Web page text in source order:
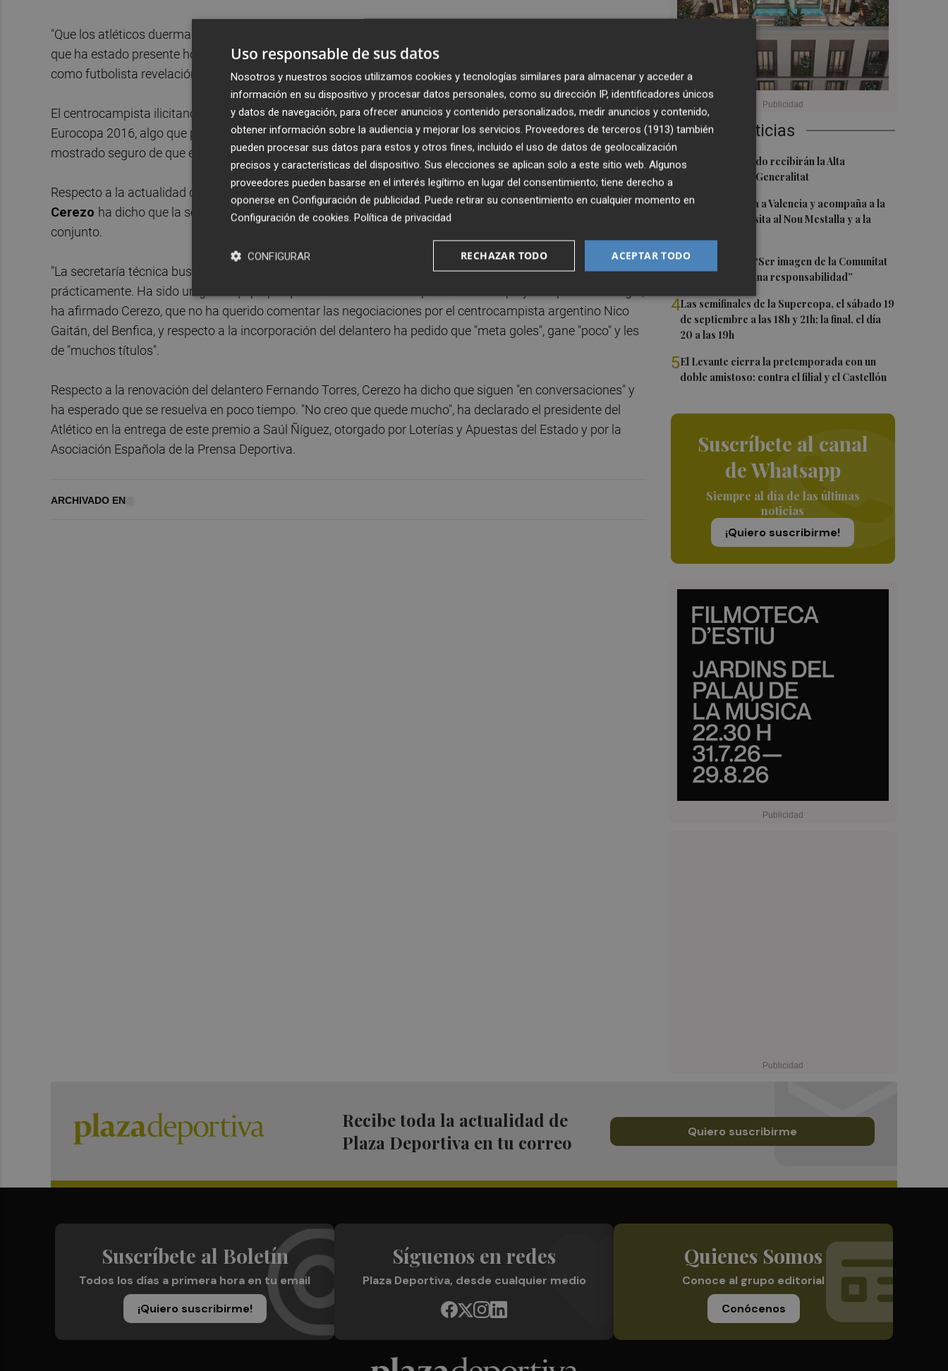
Últimas Noticias
1Ferran y Grimaldo recibirán la Alta
Distinción de la Generalitat
2 Kiat Lim regresa a Valencia y acompaña a la
plantilla en su visita al Nou Mestalla y a la
3Ferran Torres: “Ser imagen de la Comunitat
es un orgullo y una responsabilidad”
4Las semifinales de la Supercopa, el sábado 19
de septiembre a las 18h y 21h; la final, el día
20 a las 19h
5El Levante cierra la pretemporada con un
doble amistoso: contra el filial y el Castellón
Suscríbete al canal
de Whatsapp
Siempre al día de las últimas
noticias
¡Quiero suscribirme!
"Que los atléticos duerman tranquilos, porque el 'Cholo' tiene cuatro años de contrato", ha asegurado Cerezo,
que ha estado presente hoy en la entrega del premio 'Apuesta del año' al jugador rojiblanco
como futbolista revelación de la temporada.
El centrocampista ilicitano fue descartado de la convocatoria final de la selección española para la
Eurocopa 2016, algo que para Cerezo es "un disgusto" para el jugador, pero el presidente rojiblanco se ha
mostrado seguro de que estará en la selección "en muy poco tiempo".
Respecto a la actualidad del conjunto rojiblanco y sus refuerzos para la próxima temporada,
Cerezo ha dicho que la secretaría técnica del club busca "un delantero" y algunos "retoques" para el
conjunto.
"La secretaría técnica busca un delantero, trabajamos para retocar el equipo, que va a ser el mismo
prácticamente. Ha sido un gran equipo porque hemos sido subcampeones de Europa y campeones de Liga",
ha afirmado Cerezo, que no ha querido comentar las negociaciones por el centrocampista argentino Nico
Gaitán, del Benfica, y respecto a la incorporación del delantero ha pedido que "meta goles", gane "poco" y les
de "muchos títulos".
Respecto a la renovación del delantero Fernando Torres, Cerezo ha dicho que siguen "en conversaciones" y
ha esperado que se resuelva en poco tiempo. "No creo que quede mucho", ha declarado el presidente del
Atlético en la entrega de este premio a Saúl Ñíguez, otorgado por Loterías y Apuestas del Estado y por la
Asociación Española de la Prensa Deportiva.
ARCHIVADO EN
Recibe toda la actualidad de
Plaza Deportiva en tu correo
Quiero suscribirme
Suscríbete al Boletín
Todos los días a primera hora en tu email
¡Quiero suscribirme!
Síguenos en redes
Plaza Deportiva, desde cualquier medio
Quienes Somos
Conoce al grupo editorial
Conócenos
Uso responsable de sus datos
Nosotros y nuestros socios utilizamos cookies y tecnologías similares para almacenar y acceder a
información en su dispositivo y procesar datos personales, como su dirección IP, identificadores únicos
y datos de navegación, para ofrecer anuncios y contenido personalizados, medir anuncios y contenido,
obtener información sobre la audiencia y mejorar los servicios. Proveedores de terceros (1913) también
pueden procesar sus datos para estos y otros fines, incluido el uso de datos de geolocalización
precisos y características del dispositivo. Sus elecciones se aplican solo a este sitio web. Algunos
proveedores pueden basarse en el interés legítimo en lugar del consentimiento; tiene derecho a
oponerse en Configuración de publicidad. Puede retirar su consentimiento en cualquier momento en
Configuración de cookies. Política de privacidad
ACEPTAR TODO
RECHAZAR TODO
CONFIGURAR